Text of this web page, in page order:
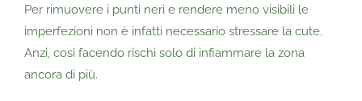
Per rimuovere i punti neri e rendere meno visibili le
imperfezioni non è infatti necessario stressare la cute.
Anzi, così facendo rischi solo di infiammare la zona
ancora di più.